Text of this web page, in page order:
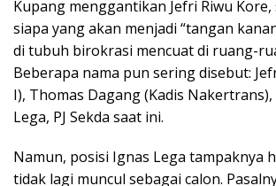
Kupang menggantikan Jefri Riwu
siapa yang akan menjadi “tangan
di tubuh birokrasi mencuat di ruang-
Beberapa nama pun sering disebut:
I), Thomas Dagang (Kadis
Lega, PJ Sekda saat ini.
Namun, posisi Ignas Lega tampaknya
tidak lagi muncul sebagai calon.